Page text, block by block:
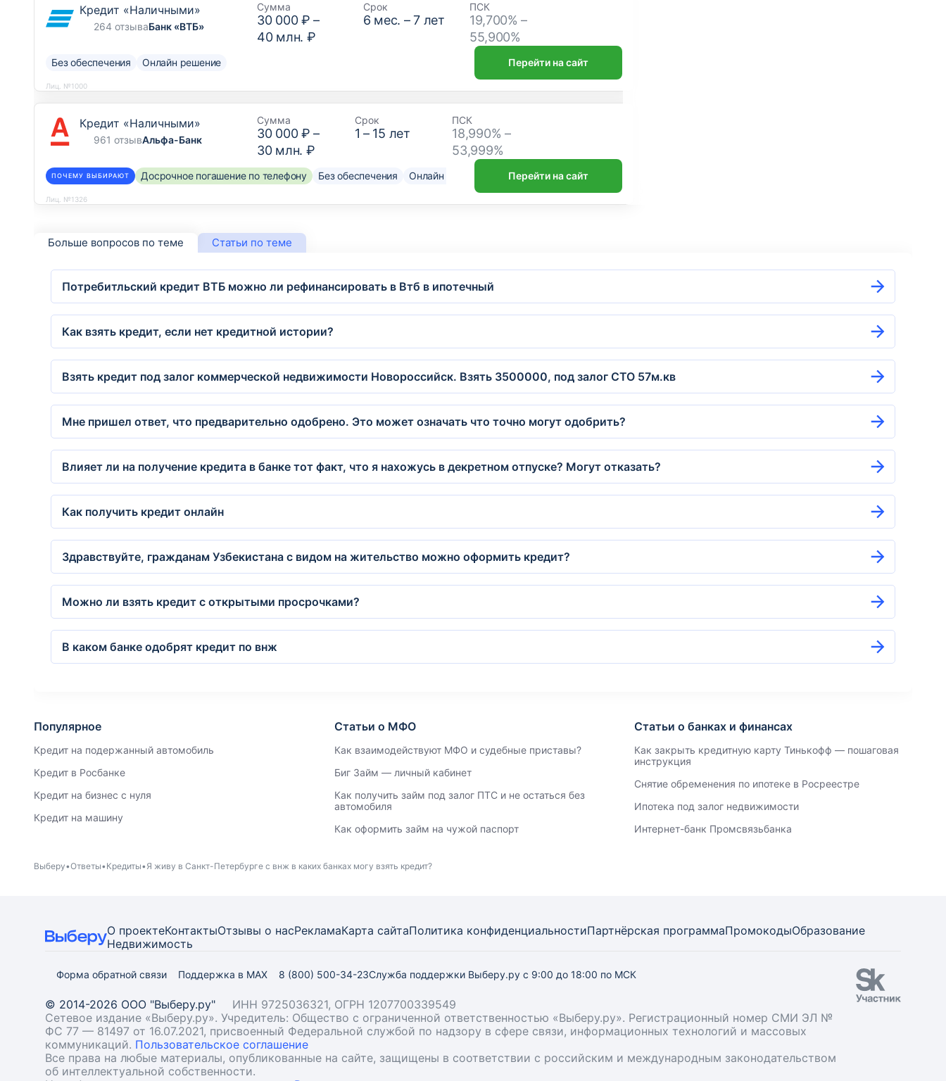
Кредит «Наличными»
264 отзываБанк «ВТБ»
Сумма
30 000 ₽ –
40 млн. ₽
Срок
6 мес. –7лет
ПСК
19,700% –
55,900%
Без обеспечения Онлайн решение Перейти на сайт
Лиц. №1000
Кредит «Наличными»
961 отзывАльфа-Банк
Сумма
30 000 ₽ –
30 млн. ₽
Срок
1 – 15 лет
ПСК
18,990% –
53,999%
ПОЧЕМУ ВЫБИРАЮТ Досрочное погашение по телефону Без обеспечения Онлайн решение Нужен только паспорт
Перейти на сайт
Лиц. №1326
Больше вопросов по теме Статьи по теме
Потребитльский кредит ВТБ можно ли рефинансировать в Втб в ипотечный
Как взять кредит, если нет кредитной истории?
Взять кредит под залог коммерческой недвижимости Новороссийск. Взять 3500000, под залог СТО 57м.кв
Мне пришел ответ, что предварительно одобрено. Это может означать что точно могут одобрить?
Влияет ли на получение кредита в банке тот факт, что я нахожусь в декретном отпуске? Могут отказать?
Как получить кредит онлайн
Здравствуйте, гражданам Узбекистана с видом на жительство можно оформить кредит?
Можно ли взять кредит с открытыми просрочками?
В каком банке одобрят кредит по внж
Популярное
Кредит на подержанный автомобиль
Кредит в Росбанке
Кредит на бизнес с нуля
Кредит на машину
Статьи о МФО
Как взаимодействуют МФО и судебные приставы?
Биг Займ — личный кабинет
Как получить займ под залог ПТС и не остаться без
автомобиля
Как оформить займ на чужой паспорт
Статьи о банках и финансах
Как закрыть кредитную карту Тинькофф — пошаговая
инструкция
Снятие обременения по ипотеке в Росреестре
Ипотека под залог недвижимости
Интернет-банк Промсвязьбанка
Выберу Ответы Кредиты Я живу в Санкт-Петербурге с внж в каких банках могу взять кредит?
О проектеКонтактыОтзывы о насРекламаКарта сайтаПолитика конфиденциальностиПартнёрская программаПромокодыОбразование
Недвижимость
Форма обратной связи Поддержка в MAX 8 (800) 500-34-23Служба поддержки Выберу.ру с 9:00 до 18:00 по МСК
© 2014-2026 ООО "Выберу.ру"
ИНН 9725036321, ОГРН 1207700339549
Сетевое издание «Выберу.ру». Учредитель: Общество с ограниченной ответственностью «Выберу.ру». Регистрационный номер СМИ ЭЛ №
ФС 77 — 81497 от 16.07.2021, присвоенный Федеральной службой по надзору в сфере связи, информационных технологий и массовых
коммуникаций. Пользовательское соглашение
Все права на любые материалы, опубликованные на сайте, защищены в соответствии с российским и международным законодательством
об интеллектуальной собственности.